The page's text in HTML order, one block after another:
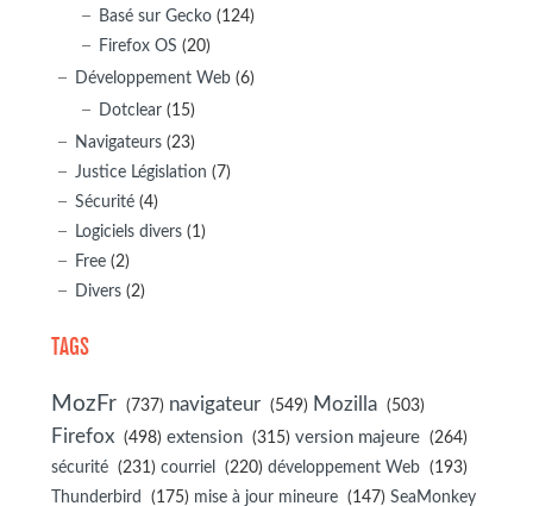
Basé sur Gecko (124)
Firefox OS (20)
Développement Web (6)
Dotclear (15)
Navigateurs (23)
Justice Législation (7)
Sécurité (4)
Logiciels divers (1)
Free (2)
Divers (2)
TAGS
MozFr (737) navigateur (549) Mozilla (503)
Firefox (498) extension (315) version majeure (264)
sécurité (231) courriel (220) développement Web (193)
Thunderbird (175) mise à jour mineure (147) SeaMonkey